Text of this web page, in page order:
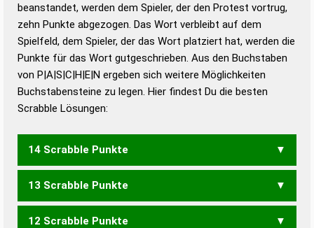
Duden – Standardwerk in 12 Bänden
Duden – Richtiges und gutes
Deutsch
Duden – Die deutsche Grammatik
Duden – Deutsches
beanstandet, werden dem Spieler, der den Protest vortrug,
zehn Punkte abgezogen. Das Wort verbleibt auf dem
Spielfeld, dem Spieler, der das Wort platziert hat, werden die
Punkte für das Wort gutgeschrieben. Aus den Buchstaben
von P|A|S|C|H|E|N ergeben sich weitere Möglichkeiten
Buchstabensteine zu legen. Hier findest Du die besten
Scrabble Lösungen:
14 Scrabble Punkte
PANSCHE
13 Scrabble Punkte
PANSCH
12 Scrabble Punkte